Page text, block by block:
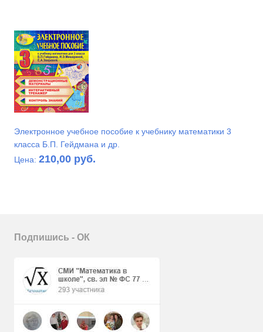
Электронное учебное пособие к учебнику математики 3
класса Б.П. Гейдмана и др.
Цена: 210,00 руб.
Подпишись - ОК